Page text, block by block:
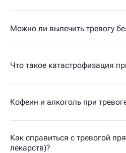
Можно ли вылечить тревогу
Что такое катастрофизация
Кофеин и алкоголь при
Как справиться с тревогой
лекарств)?